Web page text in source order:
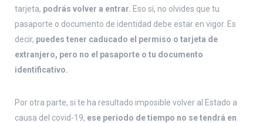
tarjeta, podrás volver a entrar. Eso sí, no olvides que tu
pasaporte o documento de identidad debe estar en vigor. Es
decir, puedes tener caducado el permiso o tarjeta de
extranjero, pero no el pasaporte o tu documento
identificativo.
Por otra parte, si te ha resultado imposible volver al Estado a
causa del covid-19, ese periodo de tiempo no se tendrá en